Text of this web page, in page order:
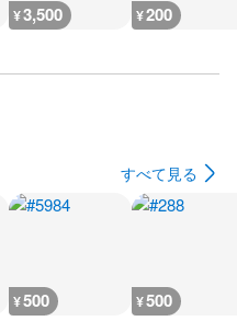
¥3,500 ¥200
すべて見る
¥500 ¥500